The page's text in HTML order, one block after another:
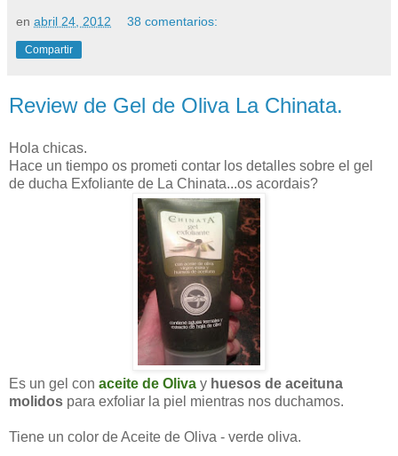
en abril 24, 2012 38 comentarios:
Compartir
Review de Gel de Oliva La Chinata.
Hola chicas.
Hace un tiempo os prometi contar los detalles sobre el gel
de ducha Exfoliante de La Chinata...os acordais?
Es un gel con aceite de Oliva y huesos de aceituna
molidos para exfoliar la piel mientras nos duchamos.
Tiene un color de Aceite de Oliva - verde oliva.